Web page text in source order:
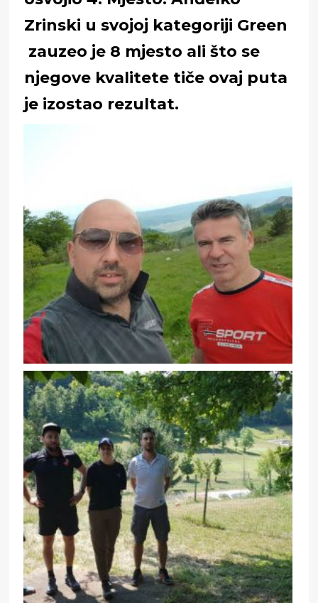
Zrinski u svojoj kategoriji Green
zauzeo je 8 mjesto ali što se
njegove kvalitete tiče ovaj puta
je izostao rezultat.